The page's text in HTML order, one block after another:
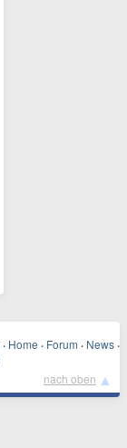
· Home · Forum · News ·
nach oben ▲